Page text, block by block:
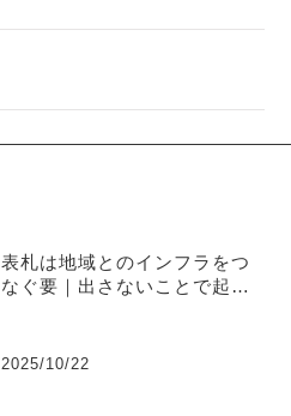
表札は地域とのインフラをつ
なぐ要｜出さないことで起き
2025/10/22